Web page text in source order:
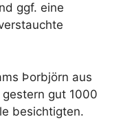
ggf. eine
Þorbjörn aus
gut 1000
besichtigten.